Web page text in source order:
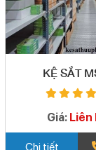
KỆ SẮT
Giá: Liên
Chi tiết